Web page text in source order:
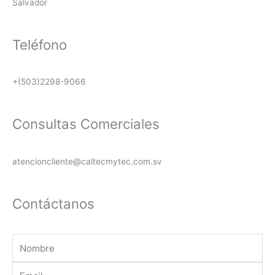
Salvador
Teléfono
+(503)2298-9066
Consultas Comerciales
atencioncliente@caltecmytec.com.sv
Contáctanos